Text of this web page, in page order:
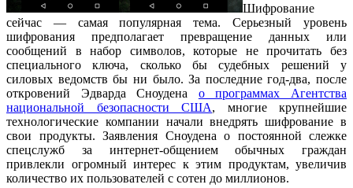
Шифрование
сейчас — самая популярная тема. Серьезный уровень
шифрования предполагает превращение данных или
сообщений в набор символов, которые не прочитать без
специального ключа, сколько бы судебных решений у
силовых ведомств бы ни было. За последние год-два, после
откровений Эдварда Сноудена о программах Агентства
национальной безопасности США, многие крупнейшие
технологические компании начали внедрять шифрование в
свои продукты. Заявления Сноудена о постоянной слежке
спецслужб за интернет-общением обычных граждан
привлекли огромный интерес к этим продуктам, увеличив
количество их пользователей с сотен до миллионов.